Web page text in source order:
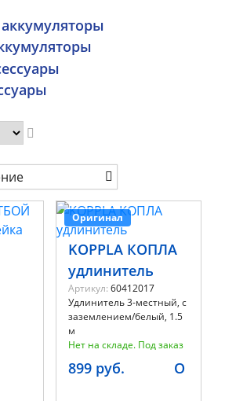
Оригинал
KOPPLA КОПЛА
удлинитель
Артикул: 60412017
Удлинитель 3-местный, с
заземлением/белый, 1.5
м
Нет на складе. Под заказ
899 руб. O